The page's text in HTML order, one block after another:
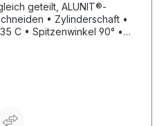
geteilt, ALUNIT®-
C • Spitzenwinkel 90° •
aller Art • Sehr gute
ungleich geteilte
geringere
Lieferung: In Kunststoffkassette.